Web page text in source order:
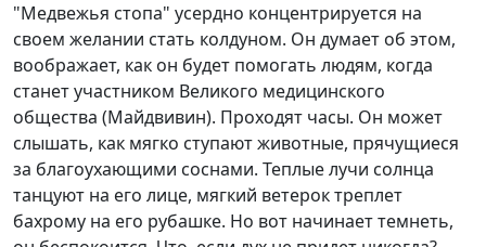
"Медвежья стопа" усердно концентрируется на
своем желании стать колдуном. Он думает об этом,
воображает, как он будет помогать людям, когда
станет участником Великого медицинского
общества (Майдвивин). Проходят часы. Он может
слышать, как мягко ступают животные, прячущиеся
за благоухающими соснами. Теплые лучи солнца
танцуют на его лице, мягкий ветерок треплет
бахрому на его рубашке. Но вот начинает темнеть,